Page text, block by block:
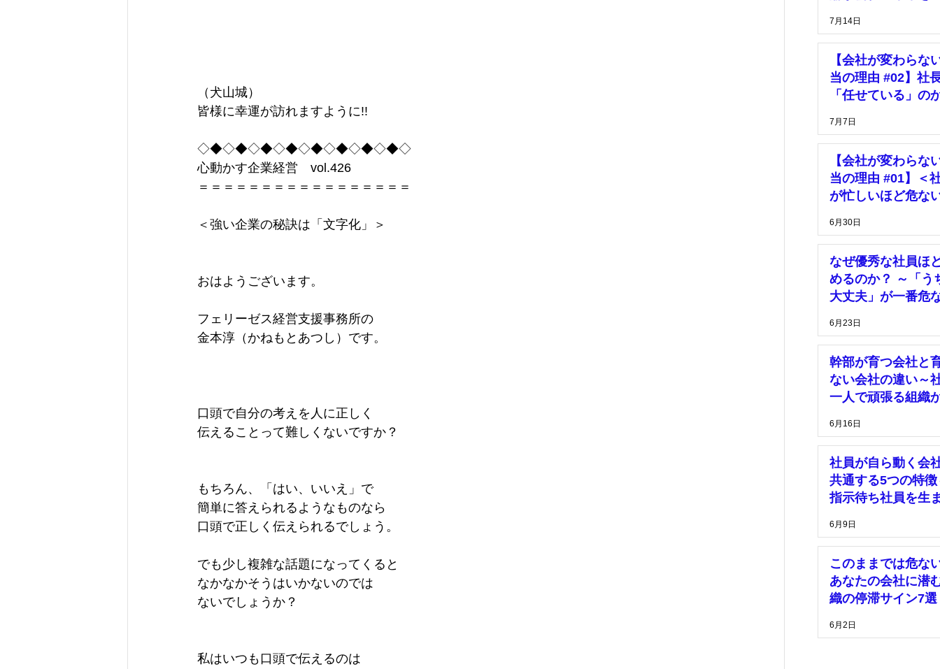
（犬山城）
皆様に幸運が訪れますように!!
◇◆◇◆◇◆◇◆◇◆◇◆◇◆◇◆◇
心動かす企業経営　vol.426
＝＝＝＝＝＝＝＝＝＝＝＝＝＝＝＝＝
＜強い企業の秘訣は「文字化」＞
おはようございます。
フェリーゼス経営支援事務所の
金本淳（かねもとあつし）です。
口頭で自分の考えを人に正しく
伝えることって難しくないですか？
もちろん、「はい、いいえ」で
簡単に答えられるようなものなら
口頭で正しく伝えられるでしょう。
でも少し複雑な話題になってくると
なかなかそうはいかないのでは
ないでしょうか？
私はいつも口頭で伝えるのは
7月14日
【会社が変わらな
当の理由 #02】社
「任せている」の
7月7日
【会社が変わらな
当の理由 #01】＜
が忙しいほど危な
6月30日
なぜ優秀な社員ほ
めるのか？ ～「う
大丈夫」が一番危
6月23日
幹部が育つ会社と
ない会社の違い～
一人で頑張る組織
6月16日
社員が自ら動く会
共通する5つの特徴
指示待ち社員を生
6月9日
このままでは危な
あなたの会社に潜
織の停滞サイン7選
6月2日